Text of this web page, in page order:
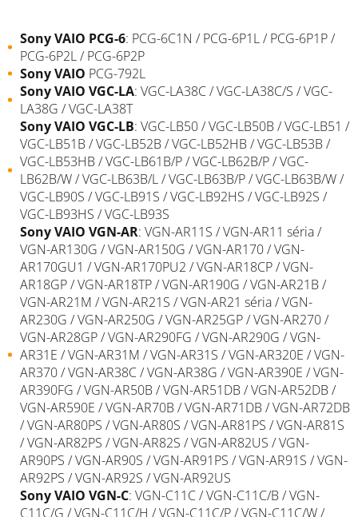
SonyVAIO PCG-6: PCG-6C1N / PCG-6P1L / PCG-6P1P /
PCG-6P2L / PCG-6P2P
Sony VAIO PCG-792L
SonyVAIO VGC-LA: VGC-LA38C / VGC-LA38C/S / VGC-
LA38G / VGC-LA38T
SonyVAIO VGC-LB: VGC-LB50 / VGC-LB50B / VGC-LB51 /
VGC-LB51B / VGC-LB52B / VGC-LB52HB / VGC-LB53B /
VGC-LB53HB / VGC-LB61B/P / VGC-LB62B/P / VGC-
LB62B/W / VGC-LB63B/L / VGC-LB63B/P / VGC-LB63B/W /
VGC-LB90S / VGC-LB91S / VGC-LB92HS / VGC-LB92S /
VGC-LB93HS / VGC-LB93S
SonyVAIO VGN-AR: VGN-AR11S / VGN-AR11 séria /
VGN-AR130G / VGN-AR150G / VGN-AR170 / VGN-
AR170GU1 / VGN-AR170PU2 / VGN-AR18CP / VGN-
AR18GP / VGN-AR18TP / VGN-AR190G / VGN-AR21B /
VGN-AR21M / VGN-AR21S / VGN-AR21 séria / VGN-
AR230G / VGN-AR250G / VGN-AR25GP / VGN-AR270 /
VGN-AR28GP / VGN-AR290FG / VGN-AR290G / VGN-
AR31E / VGN-AR31M / VGN-AR31S / VGN-AR320E / VGN-
AR370 / VGN-AR38C / VGN-AR38G / VGN-AR390E / VGN-
AR390FG / VGN-AR50B / VGN-AR51DB / VGN-AR52DB /
VGN-AR590E / VGN-AR70B / VGN-AR71DB / VGN-AR72DB
/ VGN-AR80PS / VGN-AR80S / VGN-AR81PS / VGN-AR81S
/ VGN-AR82PS / VGN-AR82S / VGN-AR82US / VGN-
AR90PS / VGN-AR90S / VGN-AR91PS / VGN-AR91S / VGN-
AR92PS / VGN-AR92S / VGN-AR92US
SonyVAIO VGN-C: VGN-C11C / VGN-C11C/B / VGN-
C11C/G / VGN-C11C/H / VGN-C11C/P / VGN-C11C/W /